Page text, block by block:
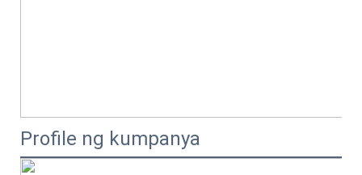
Profile ng kumpanya